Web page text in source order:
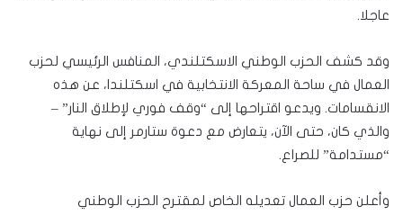
عاجلا.
وقد كشف الحزب الوطني الاسكتلندي، المنافس الرئيسي لحزب
العمال في ساحة المعركة الانتخابية في اسكتلندا، عن هذه
الانقسامات. ويدعو اقتراحها إلى “وقف فوري لإطلاق النار” –
والذي كان، حتى الآن، يتعارض مع دعوة ستارمر إلى نهاية
“مستدامة” للصراع.
وأعلن حزب العمال تعديله الخاص لمقترح الحزب الوطني